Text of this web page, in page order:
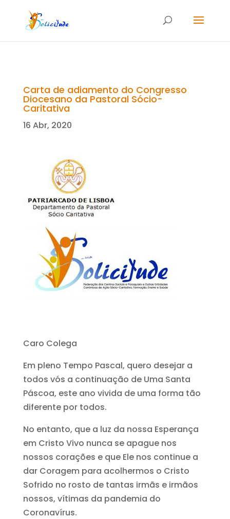
Carta de adiamento do Congresso
Diocesano da Pastoral Sócio-
Caritativa
16 Abr, 2020
Caro Colega
Em pleno Tempo Pascal, quero desejar a
todos vós a continuação de Uma Santa
Páscoa, este ano vivida de uma forma tão
diferente por todos.
No entanto, que a luz da nossa Esperança
em Cristo Vivo nunca se apague nos
nossos corações e que Ele nos continue a
dar Coragem para acolhermos o Cristo
Sofrido no rosto de tantas irmãs e irmãos
nossos, vítimas da pandemia do
Coronavírus.